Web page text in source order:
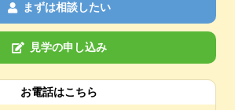
まずは相談したい
見学の申し込み
お電話はこちら